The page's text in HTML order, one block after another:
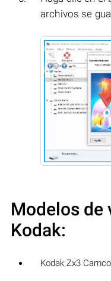
archivos se
Modelos de
Kodak:
Kodak Zx3